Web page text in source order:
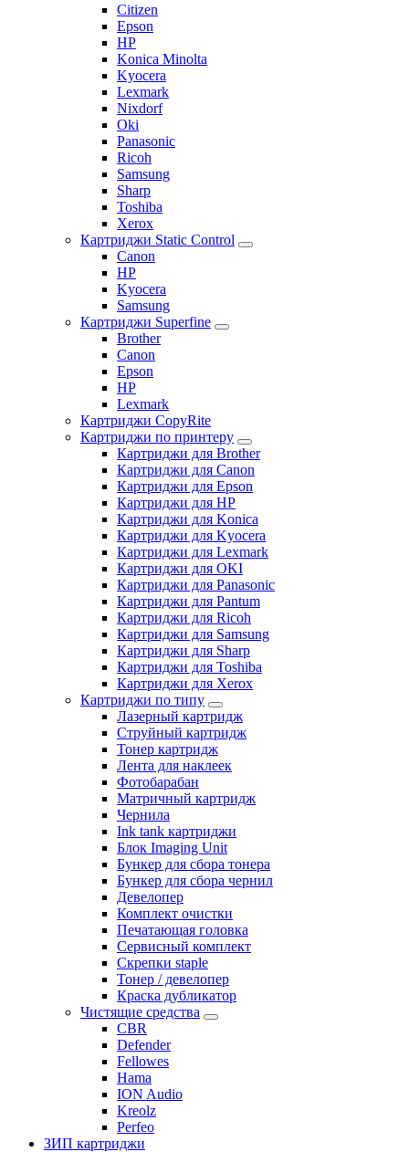
Citizen
Epson
HP
Konica Minolta
Kyocera
Lexmark
Nixdorf
Oki
Panasonic
Ricoh
Samsung
Sharp
Toshiba
Xerox
Картриджи Static Control
Canon
HP
Kyocera
Samsung
Картриджи Superfine
Brother
Canon
Epson
HP
Lexmark
Картриджи CopyRite
Картриджи по принтеру
Картриджи для Brother
Картриджи для Canon
Картриджи для Epson
Картриджи для HP
Картриджи для Konica
Картриджи для Kyocera
Картриджи для Lexmark
Картриджи для OKI
Картриджи для Panasonic
Картриджи для Pantum
Картриджи для Ricoh
Картриджи для Samsung
Картриджи для Sharp
Картриджи для Toshiba
Картриджи для Xerox
Картриджи по типу
Лазерный картридж
Струйный картридж
Тонер картридж
Лента для наклеек
Фотобарабан
Матричный картридж
Чернила
Ink tank картриджи
Блок Imaging Unit
Бункер для сбора тонера
Бункер для сбора чернил
Девелопер
Комплект очистки
Печатающая головка
Сервисный комплект
Скрепки staple
Тонер / девелопер
Краска дубликатор
Чистящие средства
CBR
Defender
Fellowes
Hama
ION Audio
Kreolz
Perfeo
ЗИП картриджи